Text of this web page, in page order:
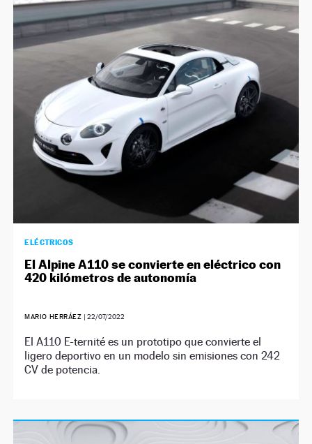
ELÉCTRICOS
El Alpine A110 se convierte en eléctrico con
420 kilómetros de autonomía
MARIO HERRÁEZ | 22/07/2022
El A110 E-ternité es un prototipo que convierte el
ligero deportivo en un modelo sin emisiones con 242
CV de potencia.